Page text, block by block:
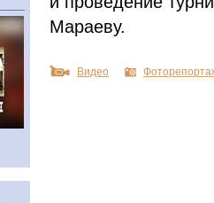
Мараеву.
Видео